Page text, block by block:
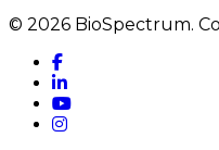
© 2026 BioSpectrum.
facebook
linkedin
youtube
instagram